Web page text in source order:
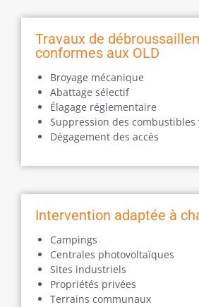
Travaux de
conformes aux OLD
Broyage mécanique
Abattage sélectif
Élagage réglementaire
Suppression des combustibles
Dégagement des accès
Intervention adaptée à
Campings
Centrales photovoltaïques
Sites industriels
Propriétés privées
Terrains communaux